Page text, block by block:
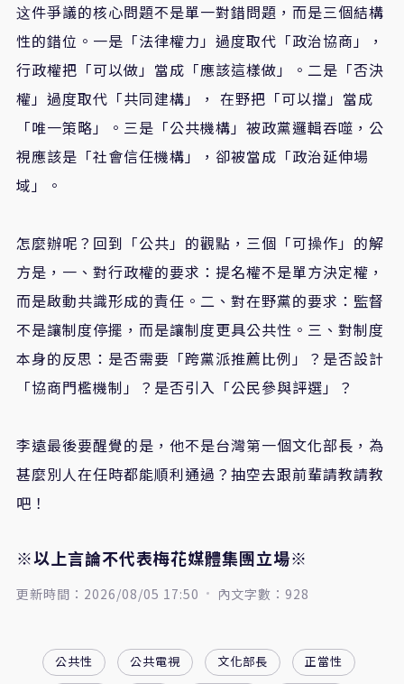
这件爭議的核心問題不是單一對錯問題，而是三個結構
性的錯位。一是「法律權力」過度取代「政治協商」，
行政權把「可以做」當成「應該這樣做」。二是「否決
權」過度取代「共同建構」， 在野把「可以擋」當成
「唯一策略」。三是「公共機構」被政黨邏輯吞噬，公
視應該是「社會信任機構」，卻被當成「政治延伸場
域」。
怎麼辦呢？回到「公共」的觀點，三個「可操作」的解
方是，一、對行政權的要求：提名權不是單方決定權，
而是啟動共識形成的責任。二、對在野黨的要求：監督
不是讓制度停擺，而是讓制度更具公共性。三、對制度
本身的反思：是否需要「跨黨派推薦比例」？是否設計
「協商門檻機制」？是否引入「公民參與評選」？
李遠最後要醒覺的是，他不是台灣第一個文化部長，為
甚麼別人在任時都能順利通過？抽空去跟前輩請教請教
吧！
※以上言論不代表梅花媒體集團立場※
更新時間：2026/08/05 17:50 內文字數：928
公共性 公共電視 文化部長 正當性